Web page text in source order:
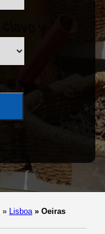
» Lisboa » Oeiras